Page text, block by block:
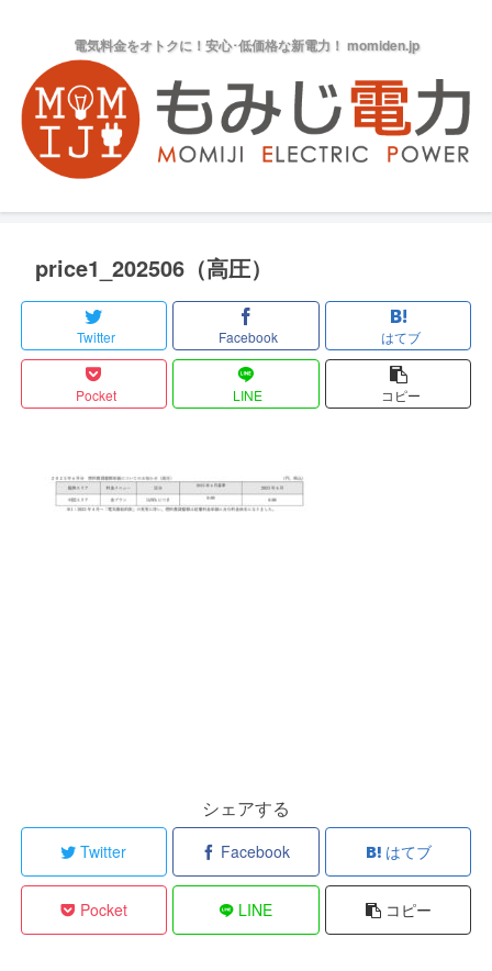
電気料金をオトクに！安心･低価格な新電力！ momiden.jp
price1_202506（高圧）
Twitter Facebook はてブ
Pocket LINE コピー
シェアする
Twitter Facebook はてブ
Pocket LINE コピー